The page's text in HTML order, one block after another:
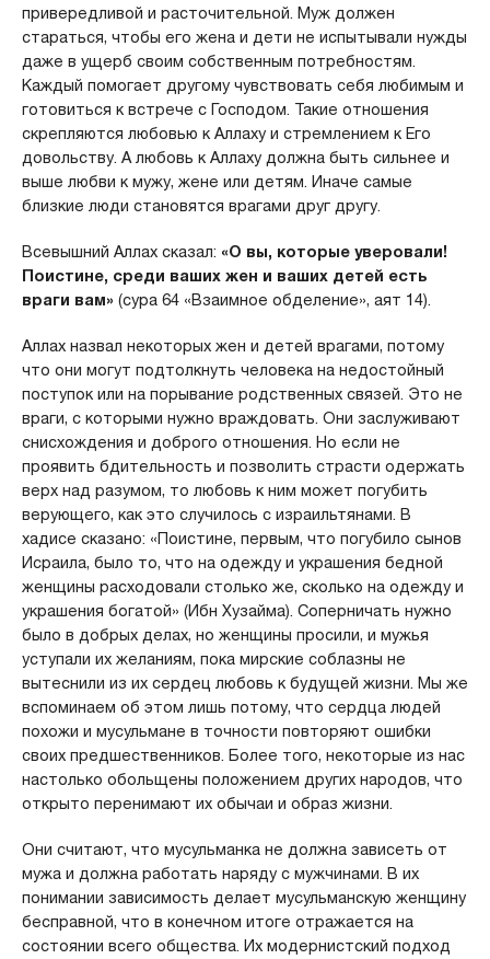
привередливой и расточительной. Муж должен
стараться, чтобы его жена и дети не испытывали нужды
даже в ущерб своим собственным потребностям.
Каждый помогает другому чувствовать себя любимым и
готовиться к встрече с Господом. Такие отношения
скрепляются любовью к Аллаху и стремлением к Его
довольству. А любовь к Аллаху должна быть сильнее и
выше любви к мужу, жене или детям. Иначе самые
близкие люди становятся врагами друг другу.
Всевышний Аллах сказал: «О вы, которые уверовали!
Поистине, среди ваших жен и ваших детей есть
враги вам» (сура 64 «Взаимное обделение», аят 14).
Аллах назвал некоторых жен и детей врагами, потому
что они могут подтолкнуть человека на недостойный
поступок или на порывание родственных связей. Это не
враги, с которыми нужно враждовать. Они заслуживают
снисхождения и доброго отношения. Но если не
проявить бдительность и позволить страсти одержать
верх над разумом, то любовь к ним может погубить
верующего, как это случилось с израильтянами. В
хадисе сказано: «Поистине, первым, что погубило сынов
Исраила, было то, что на одежду и украшения бедной
женщины расходовали столько же, сколько на одежду и
украшения богатой» (Ибн Хузайма). Соперничать нужно
было в добрых делах, но женщины просили, и мужья
уступали их желаниям, пока мирские соблазны не
вытеснили из их сердец любовь к будущей жизни. Мы же
вспоминаем об этом лишь потому, что сердца людей
похожи и мусульмане в точности повторяют ошибки
своих предшественников. Более того, некоторые из нас
настолько обольщены положением других народов, что
открыто перенимают их обычаи и образ жизни.
Они считают, что мусульманка не должна зависеть от
мужа и должна работать наряду с мужчинами. В их
понимании зависимость делает мусульманскую женщину
бесправной, что в конечном итоге отражается на
состоянии всего общества. Их модернистский подход